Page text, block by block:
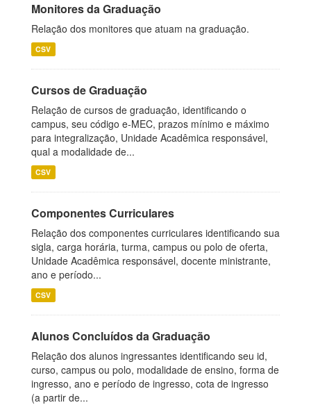
Monitores da Graduação
Relação dos monitores que atuam na graduação.
CSV
Cursos de Graduação
Relação de cursos de graduação, identificando o
campus, seu código e-MEC, prazos mínimo e máximo
para integralização, Unidade Acadêmica responsável,
qual a modalidade de...
CSV
Componentes Curriculares
Relação dos componentes curriculares identificando sua
sigla, carga horária, turma, campus ou polo de oferta,
Unidade Acadêmica responsável, docente ministrante,
ano e período...
CSV
Alunos Concluídos da Graduação
Relação dos alunos ingressantes identificando seu id,
curso, campus ou polo, modalidade de ensino, forma de
ingresso, ano e período de ingresso, cota de ingresso
(a partir de...